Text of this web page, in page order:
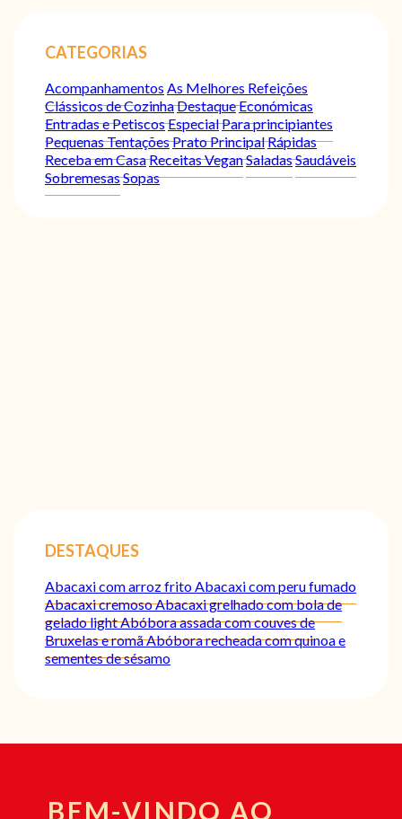
CATEGORIAS
Acompanhamentos As Melhores Refeições
Clássicos de CozinhaDestaqueEconómicas
Entradas e PetiscosEspecialPara principiantes
Pequenas TentaçõesPrato PrincipalRápidas
Receba em CasaReceitas VeganSaladasSaudáveis
SobremesasSopas
DESTAQUES
Abacaxi com arroz fritoAbacaxi com peru fumado
Abacaxi cremosoAbacaxi grelhado com bola de
gelado lightAbóbora assada com couves de
Bruxelas e romãAbóbora recheada com quinoa e
sementes de sésamo
BEM-VINDO AO